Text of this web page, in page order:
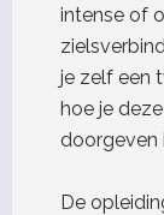
intense of
je zelf een
hoe je
doorgeven
De